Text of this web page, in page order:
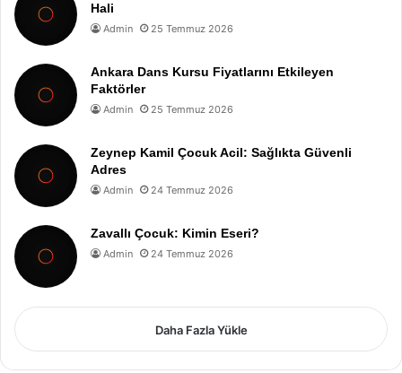
Hali
Admin 25 Temmuz 2026
Ankara Dans Kursu Fiyatlarını Etkileyen
Faktörler
Admin 25 Temmuz 2026
Zeynep Kamil Çocuk Acil: Sağlıkta Güvenli
Adres
Admin 24 Temmuz 2026
Zavallı Çocuk: Kimin Eseri?
Admin 24 Temmuz 2026
Daha Fazla Yükle